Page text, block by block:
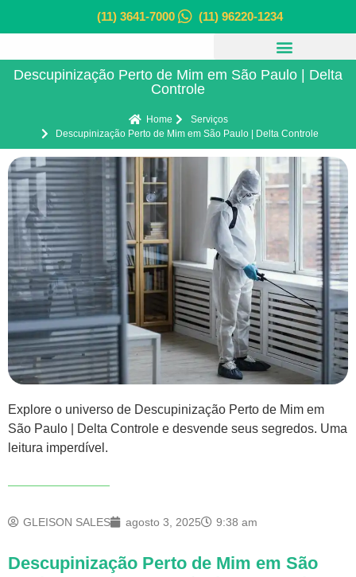
(11) 3641-7000 (11) 96220-1234
Descupinização Perto de Mim em São Paulo | Delta
Controle
Home
Serviços
Descupinização Perto de Mim em São Paulo | Delta Controle
Explore o universo de Descupinização Perto de Mim em
São Paulo | Delta Controle e desvende seus segredos. Uma
leitura imperdível.
GLEISON SALES agosto 3, 2025 9:38 am
Descupinização Perto de Mim em São